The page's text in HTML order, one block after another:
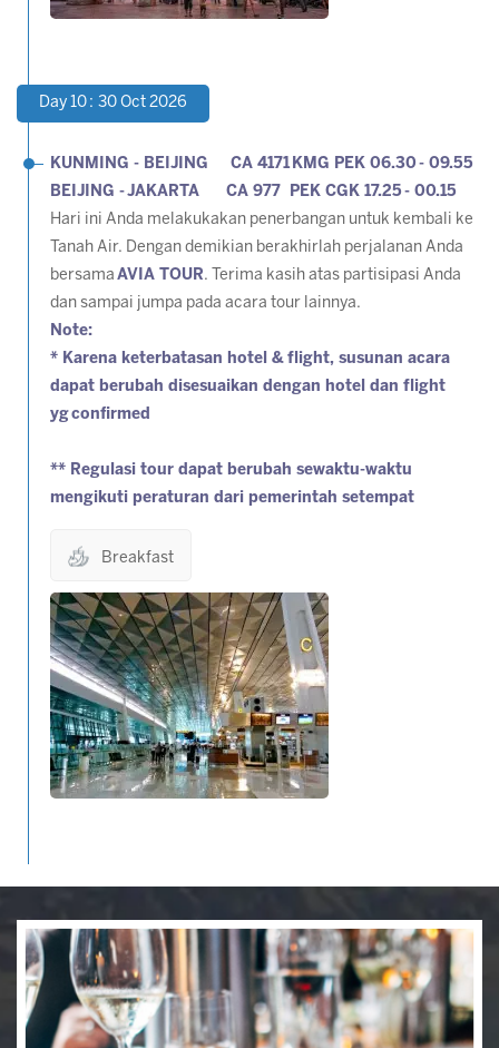
Day 10 : 30 Oct 2026
KUNMING - BEIJING CA 4171 KMG PEK 06.30 - 09.55
BEIJING -JAKARTA CA 977 PEK CGK 17.25 - 00.15
Hari ini Anda melakukakan penerbangan untuk kembali ke
Tanah Air. Dengan demikian berakhirlah perjalanan Anda
bersama AVIA TOUR. Terima kasih atas partisipasi Anda
dan sampai jumpa pada acara tour lainnya.
Note:
* Karena keterbatasan hotel & flight, susunan acara
dapat berubah disesuaikan dengan hotel dan flight
ygconfirmed
** Regulasi tour dapat berubah sewaktu-waktu
mengikuti peraturan dari pemerintah setempat
Breakfast